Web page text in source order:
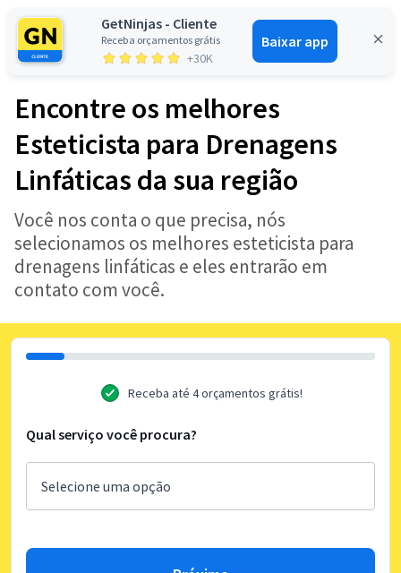
GetNinjas - Cliente
Receba orçamentos grátis
+30K
Baixar app
Entrar
Encontre os melhores
Esteticista para Drenagens
Linfáticas da sua região
Você nos conta o que precisa, nós
selecionamos os melhores esteticista para
drenagens linfáticas e eles entrarão em
contato com você.
Receba até 4 orçamentos grátis!
Qual serviço você procura?